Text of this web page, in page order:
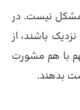
نیست. در
باشند، از
با هم مشورت
بدهند.